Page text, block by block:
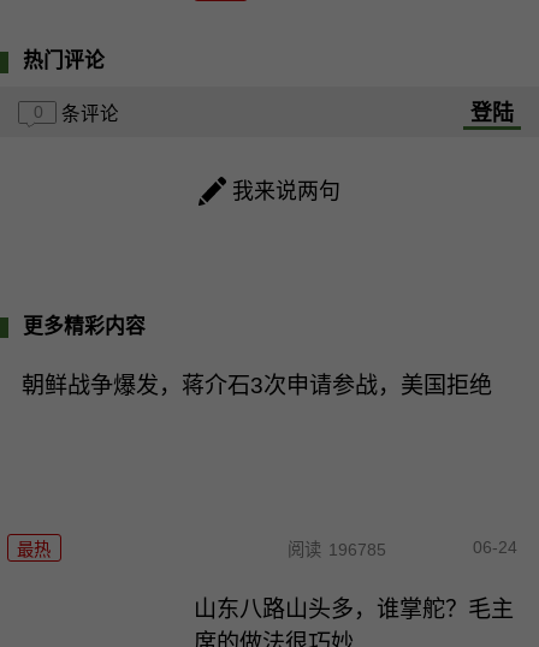
热门评论
0 条评论 登陆
我来说两句
更多精彩内容
朝鲜战争爆发，蒋介石3次申请参战，美国拒绝
最热 阅读 196785 06-24
山东八路山头多，谁掌舵？毛主